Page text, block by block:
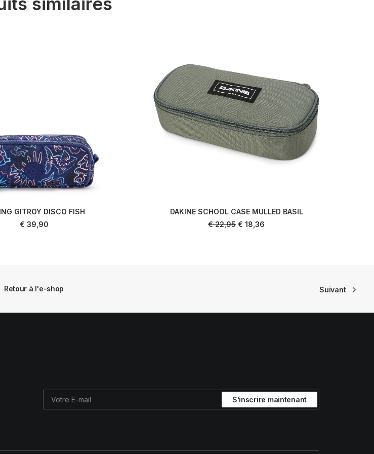
GITROY DISCO FISH
€ 39,90
DAKINE SCHOOL CASE MULLED BASIL
€22,95 Le
€ 18,36
Retour à l'e-shop Suivant